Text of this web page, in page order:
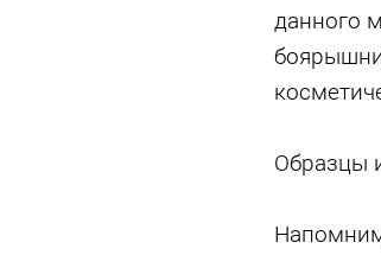
данного
Образцы